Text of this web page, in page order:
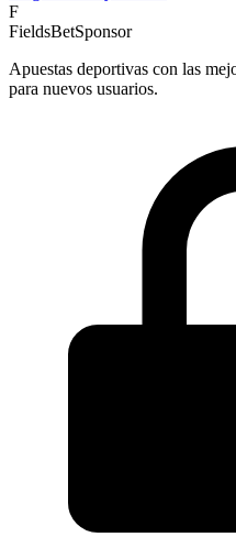
F
FieldsBetSponsor
Apuestas deportivas con las
para nuevos usuarios.